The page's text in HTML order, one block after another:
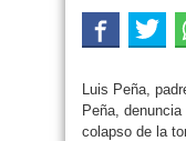
Luis Peña,
Peña,
colapso de la